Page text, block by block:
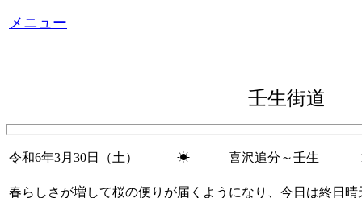
メニュー
壬生街道
令和6年3月30日（土） ☀ 喜沢追分～壬生
春らしさが増して桜の便りが届くようになり、今日は終日